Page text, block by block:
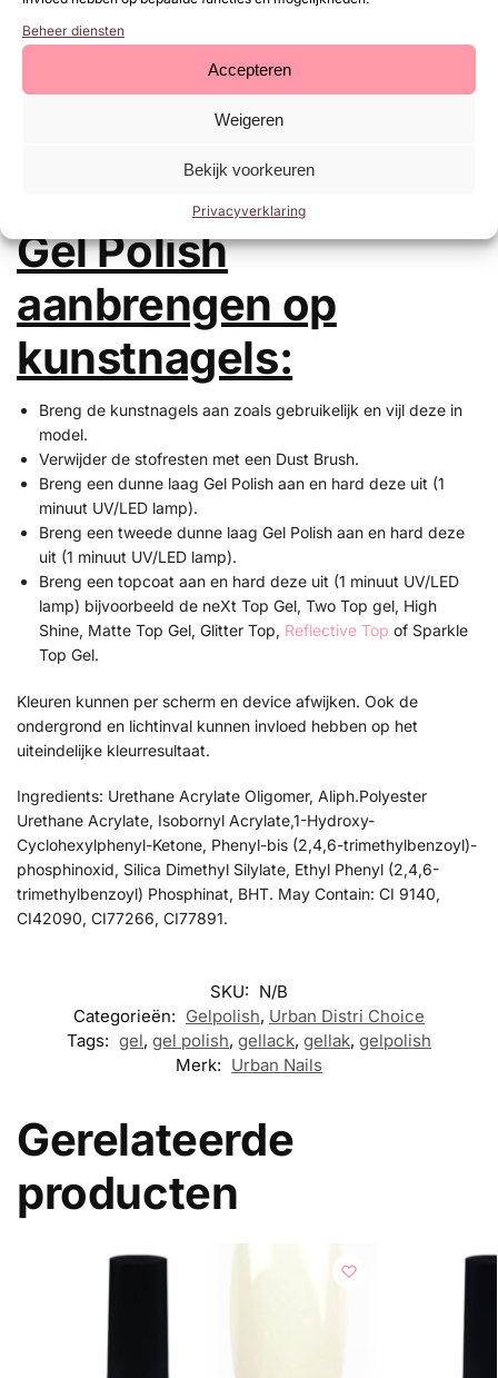
Beheer diensten
Accepteren
Weigeren
Bekijk voorkeuren
Privacyverklaring
of Structure Gel en deze uitharden (1 minuut UV/LED lamp).
Breng een dunne laag Gel Polish aan en hard deze uit (1
Breng een tweede dunne laag Gel Polish aan en hard deze
Breng een topcoat aan en hard deze uit (1 minuut UV/LED
Gel Polish
aanbrengen op
kunstnagels:
Breng de kunstnagels aan zoals gebruikelijk en vijl deze in
model.
Verwijder de stofresten met een Dust Brush.
Breng een dunne laag Gel Polish aan en hard deze uit (1
minuut UV/LED lamp).
Breng een tweede dunne laag Gel Polish aan en hard deze
uit (1 minuut UV/LED lamp).
Breng een topcoat aan en hard deze uit (1 minuut UV/LED
lamp) bijvoorbeeld de neXt Top Gel, Two Top gel, High
Shine, Matte Top Gel, Glitter Top, Reflective Top of Sparkle
Top Gel.
Kleuren kunnen per scherm en device afwijken. Ook de
ondergrond en lichtinval kunnen invloed hebben op het
uiteindelijke kleurresultaat.
Ingredients: Urethane Acrylate Oligomer, Aliph.Polyester
Urethane Acrylate, Isobornyl Acrylate,1-Hydroxy-
Cyclohexylphenyl-Ketone, Phenyl-bis (2,4,6-trimethylbenzoyl)-
phosphinoxid, Silica Dimethyl Silylate, Ethyl Phenyl (2,4,6-
trimethylbenzoyl) Phosphinat, BHT. May Contain: CI 9140,
CI42090, CI77266, CI77891.
SKU: N/B
Categorieën: Gelpolish, Urban Distri Choice
Tags: gel, gel polish, gellack, gellak, gelpolish
Merk: Urban Nails
Gerelateerde
producten